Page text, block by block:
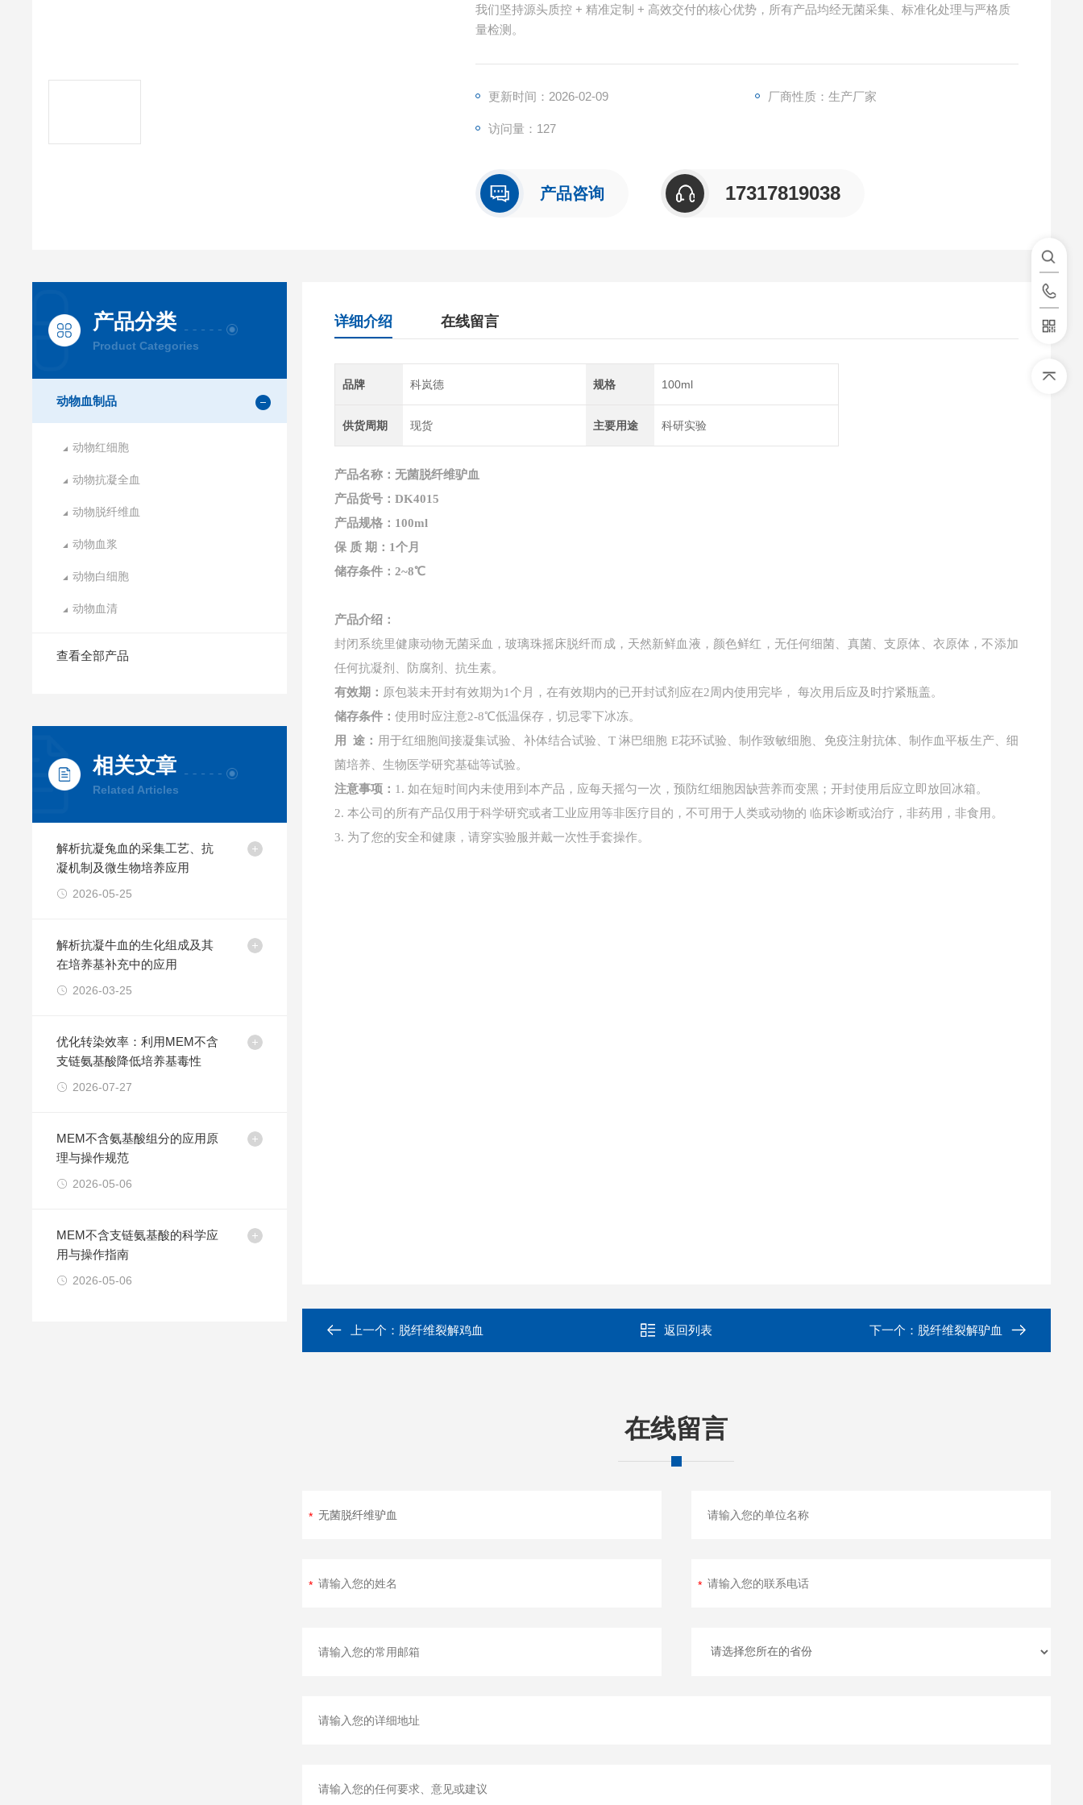
我们坚持源头质控 + 精准定制 + 高效交付的核心优势，所有产品均经无菌采集、标准化处理与严格质
量检测。
更新时间：2026-02-09 厂商性质：生产厂家
访问量：127
产品咨询 17317819038
产品分类
Product Categories
动物血制品
动物红细胞
动物抗凝全血
动物脱纤维血
动物血浆
动物白细胞
动物血清
查看全部产品
相关文章
Related Articles
解析抗凝兔血的采集工艺、抗
凝机制及微生物培养应用
2026-05-25
解析抗凝牛血的生化组成及其
在培养基补充中的应用
2026-03-25
优化转染效率：利用MEM不含
支链氨基酸降低培养基毒性
2026-07-27
MEM不含氨基酸组分的应用原
理与操作规范
2026-05-06
MEM不含支链氨基酸的科学应
用与操作指南
2026-05-06
详细介绍 在线留言
品牌 科岚德 规格 100ml
供货周期 现货 主要用途 科研实验
产品名称：无菌脱纤维驴血
产品货号：DK4015
产品规格：100ml
保 质 期：1个月
储存条件：2~8℃
产品介绍：
封闭系统里健康动物无菌采血，玻璃珠摇床脱纤而成，天然新鲜血液，颜色鲜红，无任何细菌、真菌、支原体、衣原体，不添加
任何抗凝剂、防腐剂、抗生素。
有效期： 原包装未开封有效期为1个月，在有效期内的已开封试剂应在2周内使用完毕， 每次用后应及时拧紧瓶盖。
储存条件：使用时应注意2-8℃低温保存，切忌零下冰冻。
用
途 ： 用于红细胞间接凝集试验、补体结合试验、T 淋巴细胞 E花环试验、制作致敏细胞、免疫注射抗体、制作血平板生产、细
菌培养、生物医学研究基础等试验。
注意事项 ： 1. 如在短时间内未使用到本产品，应每天摇匀一次，预防红细胞因缺营养而变黑；开封使用后应立即放回冰箱。
2.本公司的所有产品仅用于科学研究或者工业应用等非医疗目的，不可用于人类或动物的 临床诊断或治疗，非药用，非食用。
3. 为了您的安全和健康，请穿实验服并戴一次性手套操作。
上一个： 脱纤维裂解鸡血 返回列表 下一个： 脱纤维裂解驴血
在线留言